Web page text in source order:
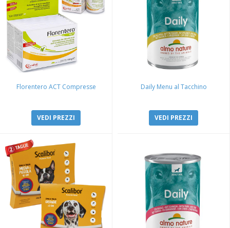
Florentero ACT Compresse
VEDI PREZZI
Daily Menu al Tacchino
VEDI PREZZI